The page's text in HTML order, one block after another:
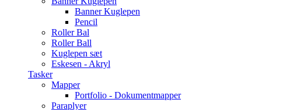
Banner Kuglepen
Pencil
Roller Bal
Roller Ball
Kuglepen sæt
Eskesen - Akryl
Tasker
Mapper
Portfolio - Dokumentmapper
Paraplyer